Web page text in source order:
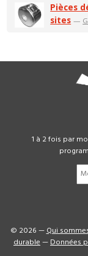
Pièces
sites —
1 à 2 fois par
© 2026 —Qui
durable—Données